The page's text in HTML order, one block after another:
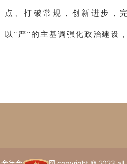
点、打破常规，创新进步，
以“严”的主基调强化政治建设